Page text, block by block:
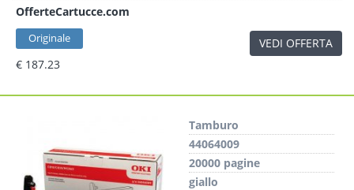
OfferteCartucce.com
Originale
€ 187.23
VEDI OFFERTA
Tamburo
44064009
20000 pagine
giallo